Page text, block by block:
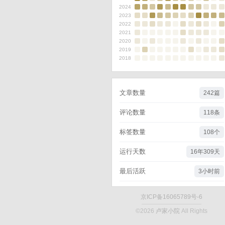
2024
2023
2022
2021
2020
2019
2018
文章数量 242篇
评论数量 118条
标签数量 108个
运行天数 16年309天
最后活跃 3小时前
京ICP备16065789号-6
©2026 卢家小院All Rights